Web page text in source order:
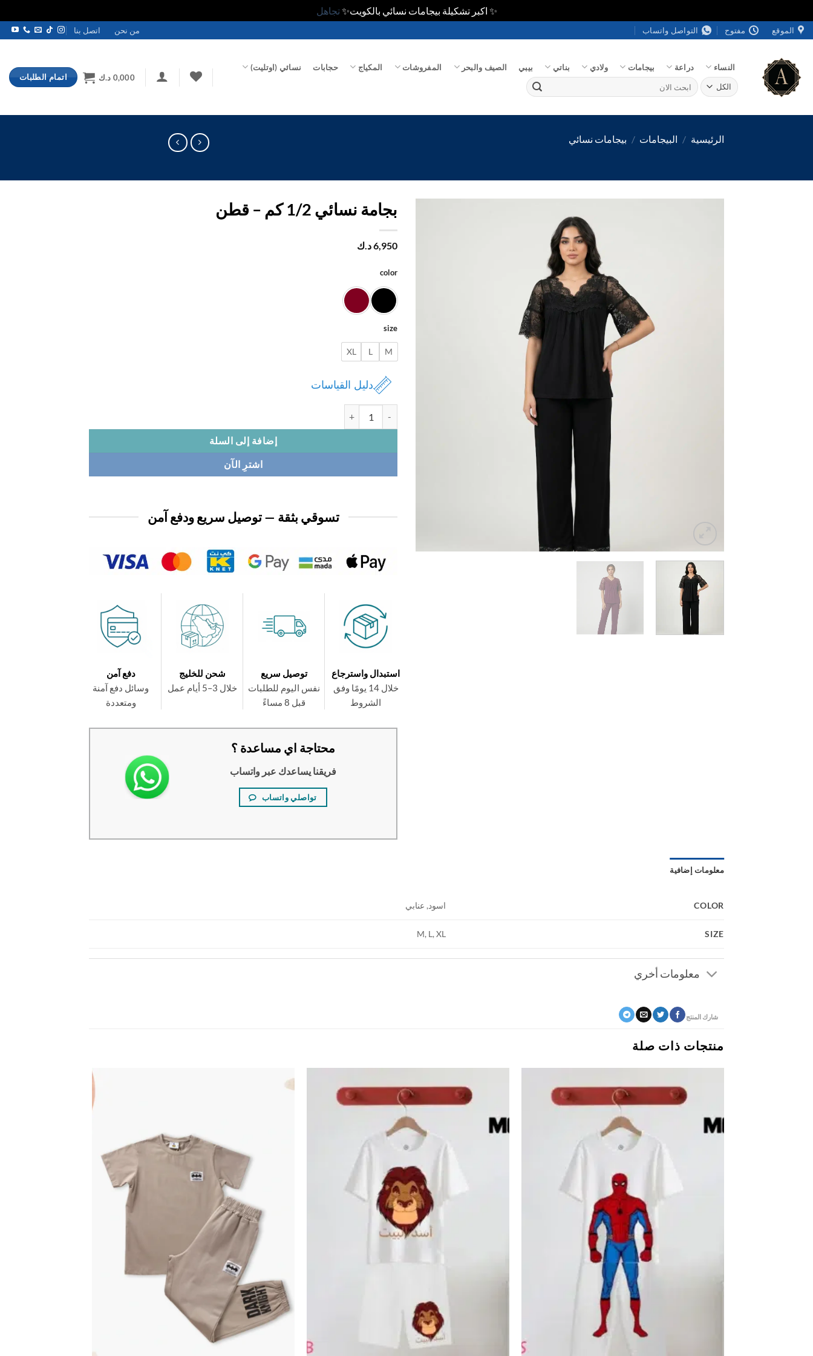
✨ اكبر تشكيلة بيجامات نسائي بالكويت✨تجاهل
تخطي
للمحتوى
الموقع مفتوح التواصل واتساب من نحن اتصل بنا
النساء دراعة بيجامات ولادي بناتي بيبي الصيف والبحر المفروشات المكياج حجابات نسائي (اوتليت)
البحث
عن:
0,000 د.ك اتمام الطلبات
الرئيسية / البيجامات / بيجامات نسائي
بجامة نسائي 1/2 كم – قطن
6,950د.ك
color
size
M
L
XL
دليل القياسات
إضافة إلى السلة
اشترِ الآن
تسوقي بثقة — توصيل سريع ودفع آمن
استبدال واسترجاع
خلال 14 يومًا وفق
الشروط
توصيل سريع
نفس اليوم للطلبات
قبل 8 مساءً
شحن للخليج
خلال 3–5 أيام عمل
دفع آمن
وسائل دفع آمنة
ومتعددة
محتاجة اي مساعدة ؟
فريقنا يساعدك عبر واتساب
تواصلي واتساب
معلومات إضافية
COLOR اسود, عنابي
SIZE
M, L, XL
معلومات أخري
شارك المنتج
منتجات ذات صلة
اضف